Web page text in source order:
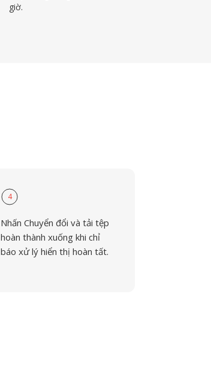
giờ.
4
Nhấn Chuyển đổi và tải tệp
hoàn thành xuống khi chỉ
báo xử lý hiển thị hoàn tất.